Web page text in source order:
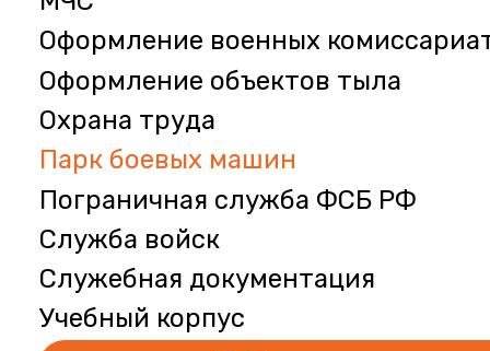
Оформление военных
Оформление объектов тыла
Охрана труда
Парк боевых машин
Пограничная служба ФСБ РФ
Служба войск
Служебная документация
Учебный корпус